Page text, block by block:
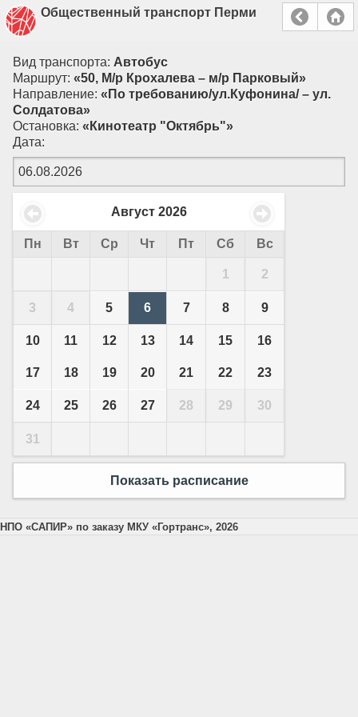
Общественный транспорт Перми
Вид транспорта: Автобус
Маршрут: «50, М/р Крохалева – м/р Парковый»
Направление: «По требованию/ул.Куфонина/ – ул.
Солдатова»
Остановка: «Кинотеатр "Октябрь"»
Дата:
Август 2026
Пн Вт Ср Чт Пт Сб Вс
1 2
3 4 5 6 7 8 9
10 11 12 13 14 15 16
17 18 19 20 21 22 23
24 25 26 27 28 29 30
31
Показать расписание
НПО «САПИР» по заказу МКУ «Гортранс», 2026